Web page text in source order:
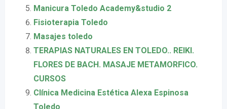
Manicura Toledo Academy&studio 2
Fisioterapia Toledo
Masajes toledo
TERAPIAS NATURALES EN TOLEDO.. REIKI.
FLORES DE BACH. MASAJE METAMORFICO.
CURSOS
Clínica Medicina Estética Alexa Espinosa
Toledo